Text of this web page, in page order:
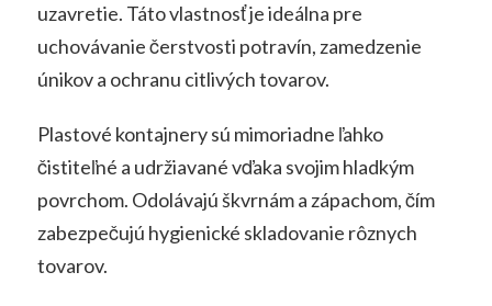
uzavretie. Táto vlastnosť je ideálna pre
uchovávanie čerstvosti potravín, zamedzenie
únikov a ochranu citlivých tovarov.
Plastové kontajnery sú mimoriadne ľahko
čistiteľné a udržiavané vďaka svojim hladkým
povrchom. Odolávajú škvrnám a zápachom, čím
zabezpečujú hygienické skladovanie rôznych
tovarov.